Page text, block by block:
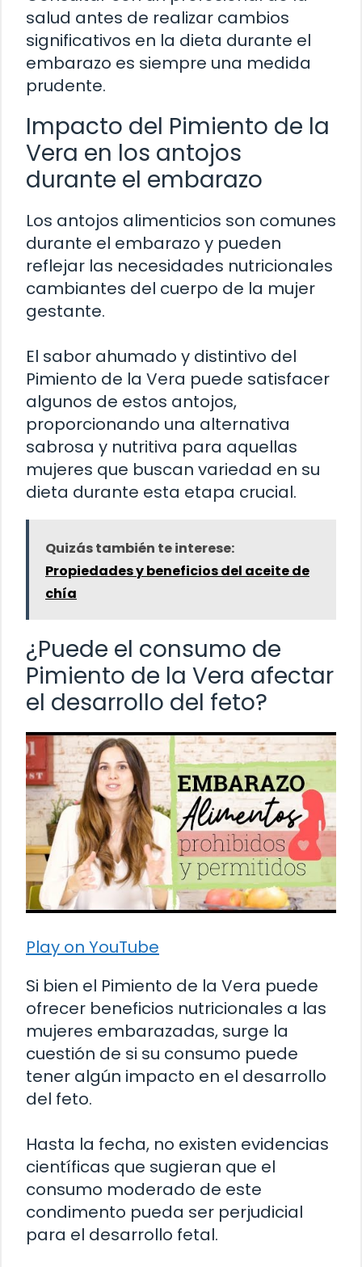
salud antes de realizar cambios
significativos en la dieta durante el
embarazo es siempre una medida
prudente.
Impacto del Pimiento de la
Vera en los antojos
durante el embarazo
Los antojos alimenticios son comunes
durante el embarazo y pueden
reflejar las necesidades nutricionales
cambiantes del cuerpo de la mujer
gestante.
El sabor ahumado y distintivo del
Pimiento de la Vera puede satisfacer
algunos de estos antojos,
proporcionando una alternativa
sabrosa y nutritiva para aquellas
mujeres que buscan variedad en su
dieta durante esta etapa crucial.
Quizás también te interese:
Propiedades y beneficios del aceite de
chía
¿Puede el consumo de
Pimiento de la Vera afectar
el desarrollo del feto?
Play on YouTube
Si bien el Pimiento de la Vera puede
ofrecer beneficios nutricionales a las
mujeres embarazadas, surge la
cuestión de si su consumo puede
tener algún impacto en el desarrollo
del feto.
Hasta la fecha, no existen evidencias
científicas que sugieran que el
consumo moderado de este
condimento pueda ser perjudicial
para el desarrollo fetal.